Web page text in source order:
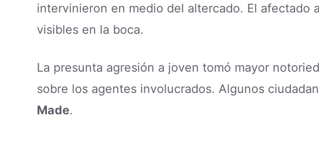
intervinieron en medio del altercado. El afectado
visibles en la boca.
La presunta agresión a joven tomó mayor
sobre los agentes involucrados. Algunos
Made.